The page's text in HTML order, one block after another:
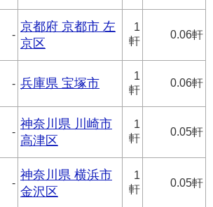
-
京都府 京都市 左
京区
1
軒
0.06軒
- 兵庫県 宝塚市
1
軒
0.06軒
-
神奈川県 川崎市
高津区
1
軒
0.05軒
-
神奈川県 横浜市
金沢区
1
軒
0.05軒